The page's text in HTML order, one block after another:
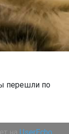
перешли по